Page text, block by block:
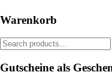
Warenkorb
Search
Gutscheine als